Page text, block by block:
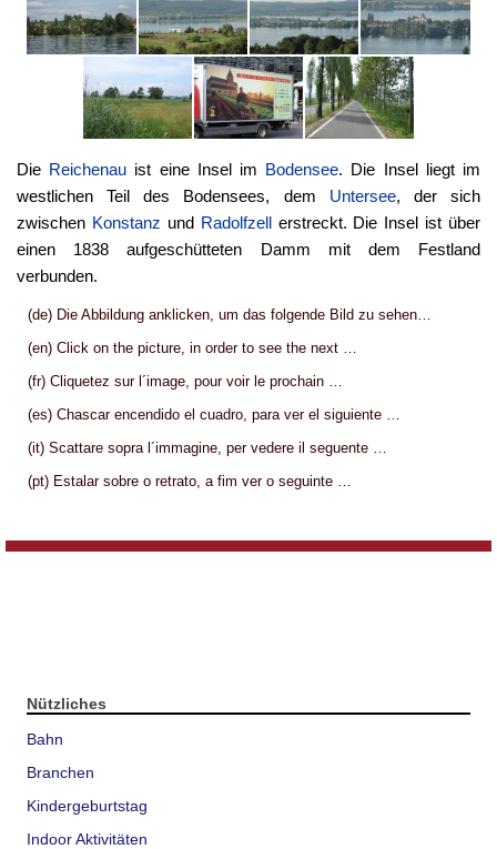
Die Reichenau ist eine Insel im Bodensee. Die Insel liegt im
westlichen Teil des Bodensees, dem Untersee, der sich
zwischen Konstanz und Radolfzellerstreckt. Die Insel ist über
einen 1838 aufgeschütteten Damm mit dem Festland
verbunden.
(de) Die Abbildung anklicken, um das folgende Bild zu sehen…
(en) Click on the picture, in order to see the next …
(fr) Cliquetez sur l´image, pour voir le prochain …
(es) Chascar encendido el cuadro, para ver el siguiente …
(it) Scattare sopra l´immagine, per vedere il seguente …
(pt) Estalar sobre o retrato, a fim ver o seguinte …
Nützliches
Bahn
Branchen
Kindergeburtstag
Indoor Aktivitäten